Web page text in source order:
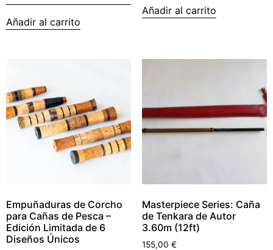
Añadir al carrito
Añadir al carrito
Empuñaduras de Corcho
para Cañas de Pesca –
Edición Limitada de 6
Diseños Únicos
Masterpiece Series: Caña
de Tenkara de Autor
3.60m (12ft)
155,00 €